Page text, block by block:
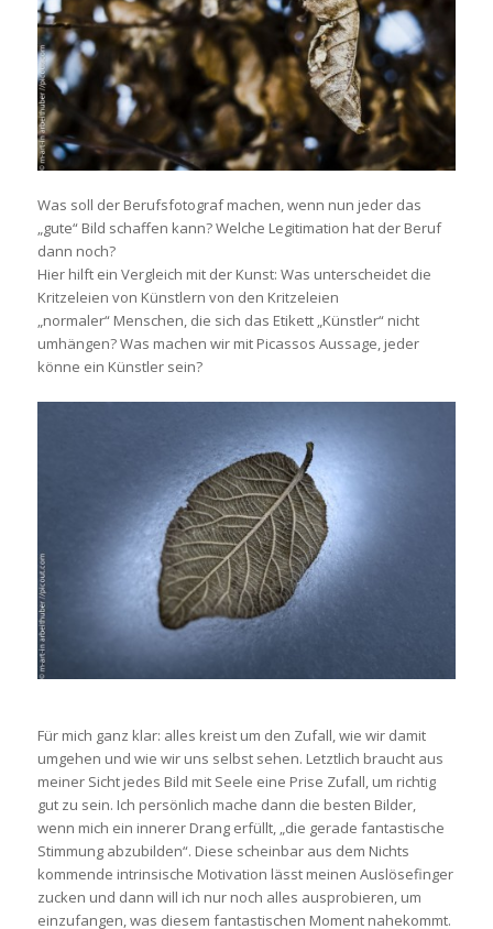
Was soll der Berufsfotograf machen, wenn nun jeder das
„gute“ Bild schaffen kann? Welche Legitimation hat der Beruf
dann noch?
Hier hilft ein Vergleich mit der Kunst: Was unterscheidet die
Kritzeleien von Künstlern von den Kritzeleien
„normaler“ Menschen, die sich das Etikett „Künstler“ nicht
umhängen? Was machen wir mit Picassos Aussage, jeder
könne ein Künstler sein?
Für mich ganz klar: alles kreist um den Zufall, wie wir damit
umgehen und wie wir uns selbst sehen. Letztlich braucht aus
meiner Sicht jedes Bild mit Seele eine Prise Zufall, um richtig
gut zu sein. Ich persönlich mache dann die besten Bilder,
wenn mich ein innerer Drang erfüllt, „die gerade fantastische
Stimmung abzubilden“. Diese scheinbar aus dem Nichts
kommende intrinsische Motivation lässt meinen Auslösefinger
zucken und dann will ich nur noch alles ausprobieren, um
einzufangen, was diesem fantastischen Moment nahekommt.